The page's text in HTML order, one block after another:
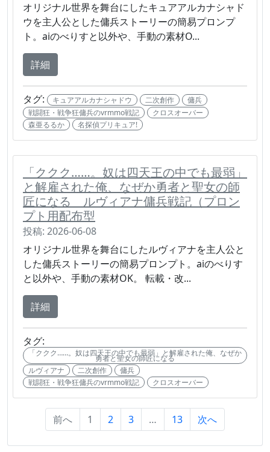
オリジナル世界を舞台にしたキュアアルカナシャド
ウを主人公とした傭兵ストーリーの簡易プロンプ
ト。aiのべりすと以外や、手動の素材O...
詳細
タグ: キュアアルカナシャドウ 二次創作
傭兵
戦闘狂・戦争狂傭兵のvrmmo戦記
クロスオーバー
森亜るるか
名探偵プリキュア!
「ククク……。奴は四天王の中でも最弱」
と解雇された俺、なぜか勇者と聖女の師
匠になる ルヴィアナ傭兵戦記（プロン
プト用配布型
投稿: 2026-06-08
オリジナル世界を舞台にしたルヴィアナを主人公と
した傭兵ストーリーの簡易プロンプト。aiのべりす
と以外や、手動の素材OK。 転載・改...
詳細
タグ:
「ククク……。奴は四天王の中でも最弱」と解雇された俺、なぜか
勇者と聖女の師匠になる
ルヴィアナ
二次創作
傭兵
戦闘狂・戦争狂傭兵のvrmmo戦記
クロスオーバー
前へ 1 2 3 … 13 次へ